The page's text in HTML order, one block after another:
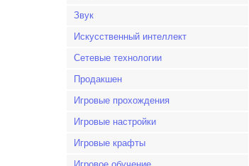
Звук
Искусственный интеллект
Сетевые технологии
Продакшен
Игровые прохождения
Игровые настройки
Игровые крафты